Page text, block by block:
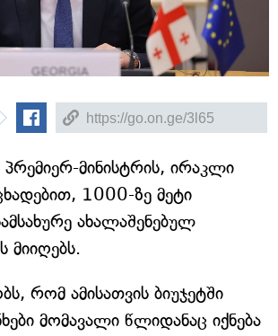
მინისტრის, ირაკლი
1000-ზე მეტი
ახალაშენებულ
მიიღებს.
რომ ამისათვის ბიუჯეტში
მომავალი წლიდანაც იქნება